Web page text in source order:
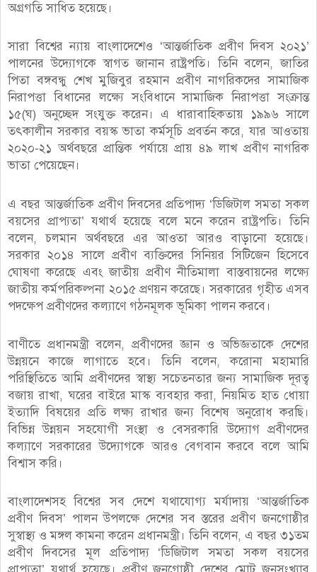
অগ্রগতি সাধিত হয়েছে।
সারা বিশ্বের ন্যায় বাংলাদেশেও ‘আন্তর্জাতিক প্রবীণ দিবস ২০২১’
পালনের উদ্যোগকে স্বাগত জানান রাষ্ট্রপতি। তিনি বলেন, জাতির
পিতা বঙ্গবন্ধু শেখ মুজিবুর রহমান প্রবীণ নাগরিকদের সামাজিক
নিরাপত্তা বিধানের লক্ষ্যে সংবিধানে সামাজিক নিরাপত্তা সংক্রান্ত
১৫(ঘ) অনুচ্ছেদ সংযুক্ত করেন। এ ধারাবাহিকতায় ১৯৯৬ সালে
তৎকালীন সরকার বয়স্ক ভাতা কর্মসূচি প্রবর্তন করে, যার আওতায়
২০২০-২১ অর্থবছরে প্রান্তিক পর্যায়ে প্রায় ৪৯ লাখ প্রবীণ নাগরিক
ভাতা পেয়েছেন।
এ বছর আন্তর্জাতিক প্রবীণ দিবসের প্রতিপাদ্য ‘ডিজিটাল সমতা সকল
বয়সের প্রাপ্যতা’ যথার্থ হয়েছে বলে মনে করেন রাষ্ট্রপতি। তিনি
বলেন, চলমান অর্থবছরে এর আওতা আরও বাড়ানো হয়েছে।
সরকার ২০১৪ সালে প্রবীণ ব্যক্তিদের সিনিয়র সিটিজেন হিসেবে
ঘোষণা করেছে এবং জাতীয় প্রবীণ নীতিমালা বাস্তবায়নের লক্ষ্যে
জাতীয় কর্মপরিকল্পনা ২০১৫ প্রণয়ন করেছে। সরকারের গৃহীত এসব
পদক্ষেপ প্রবীণদের কল্যাণে গঠনমূলক ভূমিকা পালন করবে।
বাণীতে প্রধানমন্ত্রী বলেন, প্রবীণদের জ্ঞান ও অভিজ্ঞতাকে দেশের
উন্নয়নে কাজে লাগাতে হবে। তিনি বলেন, করোনা মহামারি
পরিস্থিতিতে আমি প্রবীণদের স্বাস্থ্য সচেতনতার জন্য সামাজিক দূরত্ব
বজায় রাখা, ঘরের বাইরে মাস্ক ব্যবহার করা, নিয়মিত হাত ধোয়া
ইত্যাদি বিষয়ের প্রতি লক্ষ্য রাখার জন্য বিশেষ অনুরোধ করছি।
বিভিন্ন উন্নয়ন সহযোগী সংস্থা ও বেসরকারি উদ্যোগ প্রবীণদের
কল্যাণে সরকারের উদ্যোগকে আরও বেগবান করবে বলে আমি
বিশ্বাস করি।
বাংলাদেশসহ বিশ্বের সব দেশে যথাযোগ্য মর্যাদায় ‘আন্তর্জাতিক
প্রবীণ দিবস’ পালন উপলক্ষে দেশের সব স্তরের প্রবীণ জনগোষ্ঠীর
সুস্বাস্থ্য ও মঙ্গল কামনা করেন প্রধানমন্ত্রী। তিনি বলেন, এ বছর ৩১তম
প্রবীণ দিবসের মূল প্রতিপাদ্য ‘ডিজিটাল সমতা সকল বয়সের